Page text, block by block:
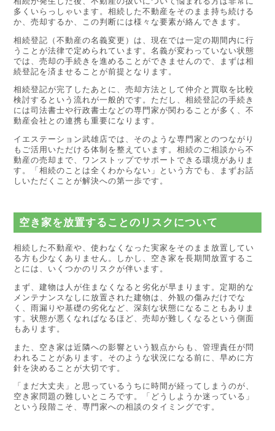
多くいらっしゃいます。相続した不動産をそのまま持ち続ける
か、売却するか、この判断には様々な要素が絡んできます。
相続登記（不動産の名義変更）は、現在では一定の期間内に行
うことが法律で定められています。名義が変わっていない状態
では、売却の手続きを進めることができませんので、まずは相
続登記を済ませることが前提となります。
相続登記が完了したあとに、売却方法として仲介と買取を比較
検討するという流れが一般的です。ただし、相続登記の手続き
には司法書士や行政書士などの専門家が関わることが多く、不
動産会社との連携も重要になります。
イエステーション武雄店では、そのような専門家とのつながり
もご活用いただける体制を整えています。相続のご相談から不
動産の売却まで、ワンストップでサポートできる環境がありま
す。「相続のことは全くわからない」という方でも、まずお話
しいただくことが解決への第一歩です。
空き家を放置することのリスクについて
相続した不動産や、使わなくなった実家をそのまま放置してい
る方も少なくありません。しかし、空き家を長期間放置するこ
とには、いくつかのリスクが伴います。
まず、建物は人が住まなくなると劣化が早まります。定期的な
メンテナンスなしに放置された建物は、外観の傷みだけでな
く、雨漏りや基礎の劣化など、深刻な状態になることもありま
す。状態が悪くなればなるほど、売却が難しくなるという側面
もあります。
また、空き家は近隣への影響という観点からも、管理責任が問
われることがあります。そのような状況になる前に、早めに方
針を決めることが大切です。
「まだ大丈夫」と思っているうちに時間が経ってしまうのが、
空き家問題の難しいところです。「どうしようか迷っている」
という段階こそ、専門家への相談のタイミングです。